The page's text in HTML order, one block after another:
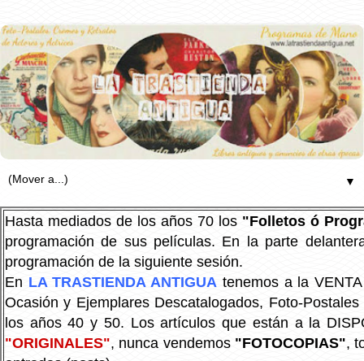
▼
Hasta mediados de los años 70 los "Folletos ó
programación de sus películas. En la parte
programación de la siguiente sesión.
En LA TRASTIENDA ANTIGUA tenemos a la
Ocasión y Ejemplares Descatalogados, Foto-
los años 40 y 50. Los artículos que están a la
"ORIGINALES", nunca vendemos "FOTOCOPIAS",